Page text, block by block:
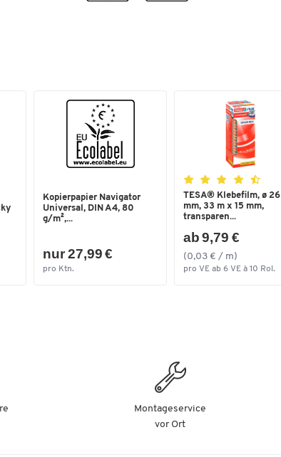
Typ Pulver
Waschladungen 45
Kopierpapier Navigator
Universal, DIN A4, 80
g/m²,...
nur 27,99 €
pro Ktn.
TESA® Klebefilm, ø 26
mm, 33 m x 15 mm,
transparen...
ab 9,79 €
(0,03 € / m)
pro VE ab 6 VE à 10 Rol.
Montageservice
vor Ort